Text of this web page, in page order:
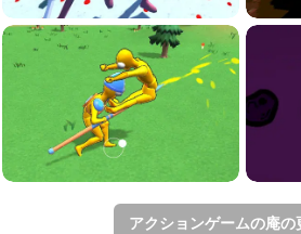
アクションゲームの庵の